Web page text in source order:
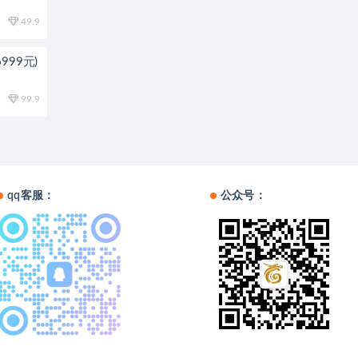
49.9
元)
99.9
qq客服： 公众号：